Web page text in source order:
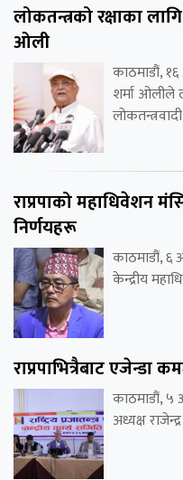
लोकतन्त्रको रक्षाका
ओली
काठमाडौं,
शर्मा ओलीले
राप्रपाको महाधिवेशन
निर्णयहरू
काठमाडौं, ६
केन्द्रीय
राप्रपाभित्रैबाट एजेन्डा
काठमाडौं, ५
अध्यक्ष